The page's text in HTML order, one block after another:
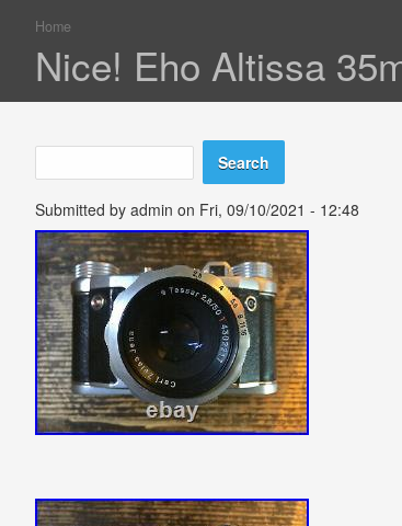
You are here
Home
Nice! Eho Altissa
Search form
Search
Submitted by admin on Fri, 09/10/2021 - 12:48